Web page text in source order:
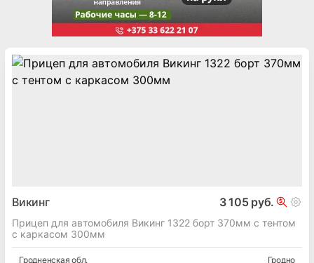
Викинг 3 105 руб.
Прицеп для автомобиля Викинг 1322 борт 370мм с тентом
с каркасом 300мм
Гродненская обл. Гродно